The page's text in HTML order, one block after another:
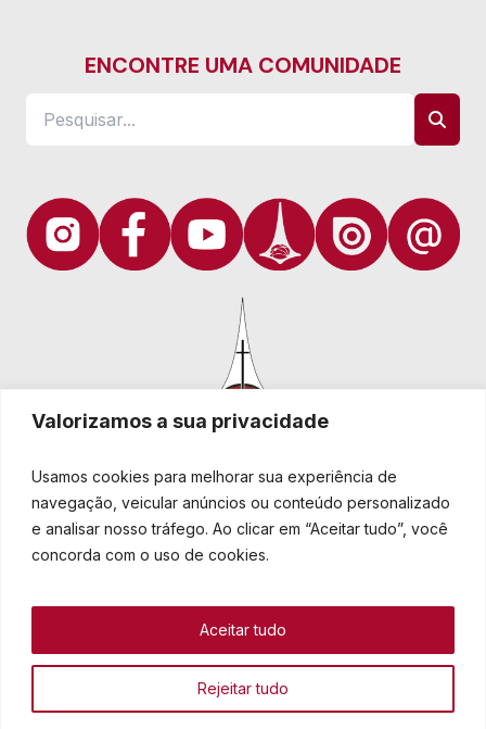
Valorizamos a sua privacidade
Usamos cookies para melhorar sua experiência de
navegação, veicular anúncios ou conteúdo personalizado
e analisar nosso tráfego. Ao clicar em “Aceitar tudo”, você
concorda com o uso de cookies.
Rejeitar tudo
Aceitar tudo
ENCONTRE UMA COMUNIDADE
Igreja Evangélica de Confissão Luterana no Brasil
Sede nacional: Rua Senhor dos Passos, 202/4º andar Centro -
Fale conosco